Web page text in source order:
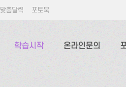
맞춤달력 포토북
학습시작 온라인문의